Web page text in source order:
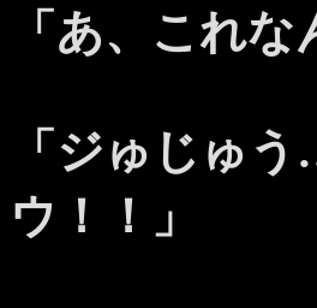
「あ、これ
「ジゅじゅ
ウ！！」